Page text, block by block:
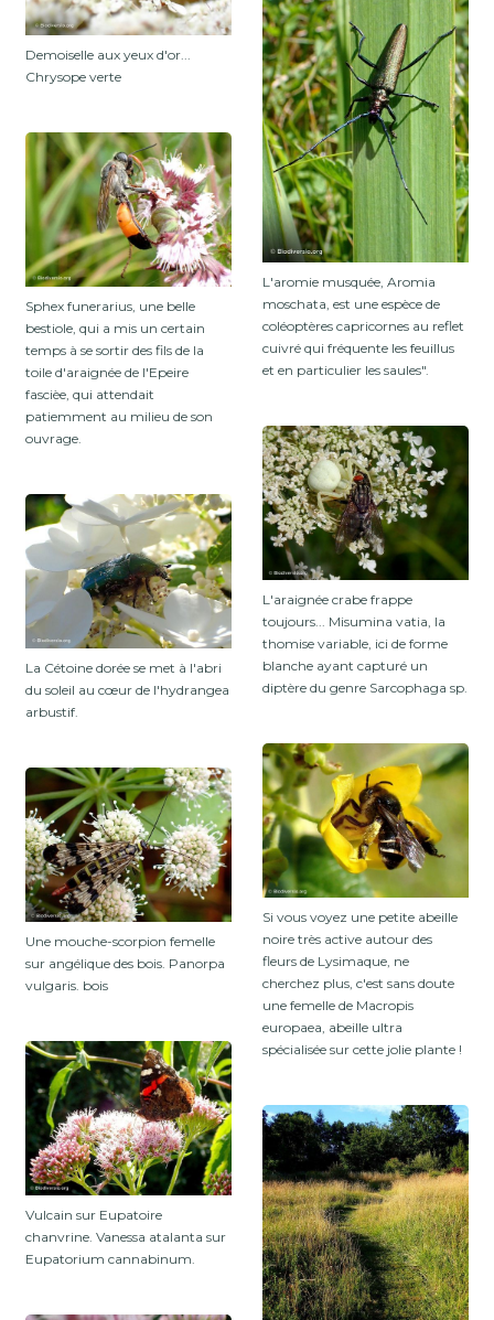
Demoiselle aux yeux d'or...
Chrysope verte
Sphex funerarius, une belle
bestiole, qui a mis un certain
temps à se sortir des fils de la
toile d'araignée de l'Epeire
fascièe, qui attendait
patiemment au milieu de son
ouvrage.
La Cétoine dorée se met à l'abri
du soleil au cœur de l'hydrangea
arbustif.
Une mouche-scorpion femelle
sur angélique des bois. Panorpa
vulgaris. bois
Vulcain sur Eupatoire
chanvrine. Vanessa atalanta sur
Eupatorium cannabinum.
L'aromie musquée, Aromia
moschata, est une espèce de
coléoptères capricornes au reflet
cuivré qui fréquente les feuillus
et en particulier les saules".
L'araignée crabe frappe
toujours... Misumina vatia, la
thomise variable, ici de forme
blanche ayant capturé un
diptère du genre Sarcophaga sp.
Si vous voyez une petite abeille
noire très active autour des
fleurs de Lysimaque, ne
cherchez plus, c'est sans doute
une femelle de Macropis
europaea, abeille ultra
spécialisée sur cette jolie plante !